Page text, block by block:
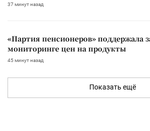
37 минут назад
«Партия пенсионеров» поддержала
мониторинге цен на продукты
45 минут назад
Показать ещё